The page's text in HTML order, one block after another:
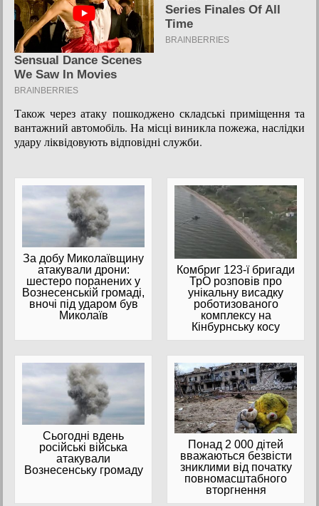
Також через атаку пошкоджено складські приміщення та
вантажний автомобіль. На місці виникла пожежа, наслідки
удару ліквідовують відповідні служби.
За добу Миколаївщину
атакували дрони:
шестеро поранених у
Вознесенській громаді,
вночі під ударом був
Миколаїв
Комбриг 123-ї бригади
ТрО розповів про
унікальну висадку
роботизованого
комплексу на
Кінбурнську косу
Сьогодні вдень
російські війська
атакували
Вознесенську громаду
Понад 2 000 дітей
вважаються безвісти
зниклими від початку
повномасштабного
вторгнення